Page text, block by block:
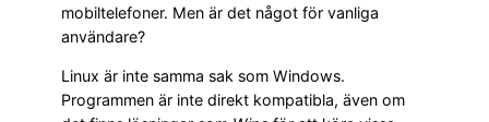
mobiltelefoner. Men är det något för vanliga
användare?
Linux är inte samma sak som Windows.
Programmen är inte direkt kompatibla, även om